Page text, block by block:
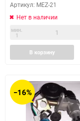
Артикул: MEZ-21
Нет в наличии
мин.
1
В корзину
−16%